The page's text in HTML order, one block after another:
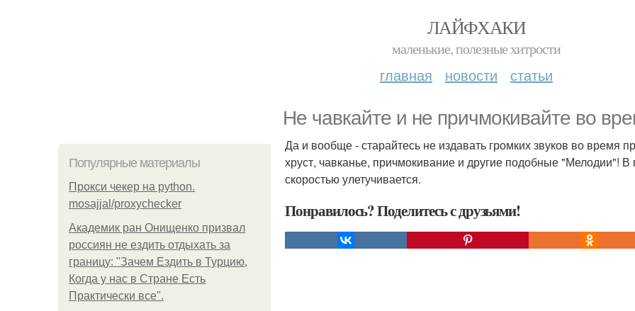
ЛАЙФХАКИ
маленькие, полезные хитрости
главная новости статьи
Не чавкайте и не причмокивайте во
Популярные материалы
Прокси чекер на python.
mosajjal/proxychecker
Академик ран Онищенко призвал
россиян не ездить отдыхать за
границу: "Зачем Ездить в Турцию,
Когда у нас в Стране Есть
Практически все".
Да и вообще - старайтесь не издавать громких звуков во время
хруст, чавканье, причмокивание и другие подобные "Мелодии"!
скоростью улетучивается.
Понравилось? Поделитесь с друзьями!